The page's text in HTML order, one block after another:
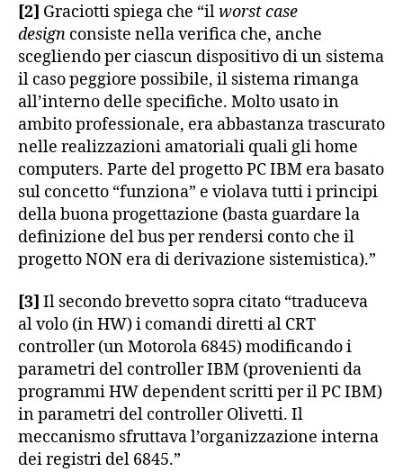
[2] Graciotti spiega che “ilworst case
design consiste nella verifica che, anche
scegliendo per ciascun dispositivo di un sistema
il caso peggiore possibile, il sistema rimanga
all’interno delle specifiche. Molto usato in
ambito professionale, era abbastanza trascurato
nelle realizzazioni amatoriali quali gli home
computers. Parte del progetto PC IBM era basato
sul concetto “funziona” e violava tutti i principi
della buona progettazione (basta guardare la
definizione del bus per rendersi conto che il
progetto NON era di derivazione sistemistica).”
[3] Il secondo brevetto sopra citato “traduceva
al volo (in HW) i comandi diretti al CRT
controller (un Motorola 6845) modificando i
parametri del controller IBM (provenienti da
programmi HW dependent scritti per il PC IBM)
in parametri del controller Olivetti. Il
meccanismo sfruttava l’organizzazione interna
dei registri del 6845.”